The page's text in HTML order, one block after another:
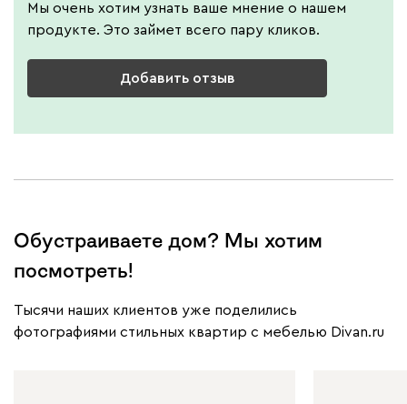
Мы очень хотим узнать ваше мнение о нашем
продукте. Это займет всего пару кликов.
Добавить отзыв
Обустраиваете дом? Мы хотим
посмотреть!
Тысячи наших клиентов уже поделились
фотографиями стильных квартир с мебелью Divan.ru